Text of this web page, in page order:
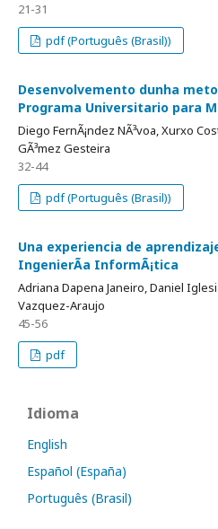
21-31
pdf (Português (Brasil))
Desenvolvemento dunha
Programa Universitario para
Diego FernÃ¡ndez NÃ³voa, Xurxo
GÃ³mez Gesteira
32-44
pdf (Português (Brasil))
Una experiencia de
IngenierÃ­a InformÃ¡tica
Adriana Dapena Janeiro, Daniel
Vazquez-Araujo
45-56
pdf
Idioma
English
Español (España)
Português (Brasil)